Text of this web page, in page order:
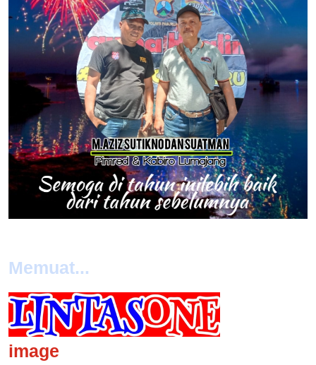
Memuat...
image